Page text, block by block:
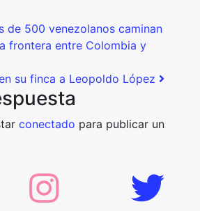
de 500 venezolanos caminan
frontera entre Colombia y
su finca a Leopoldo López
conectado para publicar un